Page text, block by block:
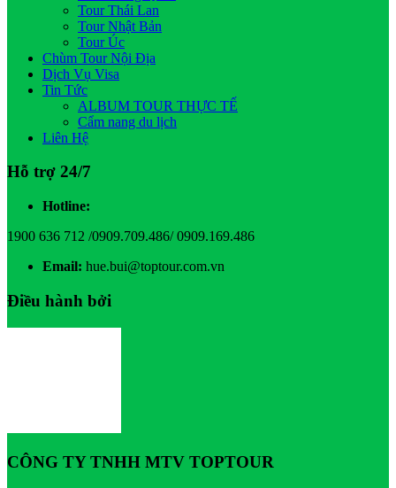
Tour Thái Lan
Tour Nhật Bản
Tour Úc
Chùm Tour Nội Địa
Dịch Vụ Visa
Tin Tức
ALBUM TOUR THỰC TẾ
Cẩm nang du lịch
Liên Hệ
Hỗ trợ 24/7
Hotline:
1900 636 712 /0909.709.486/ 0909.169.486
Email: hue.bui@toptour.com.vn
Điều hành bởi
CÔNG TY TNHH MTV TOPTOUR